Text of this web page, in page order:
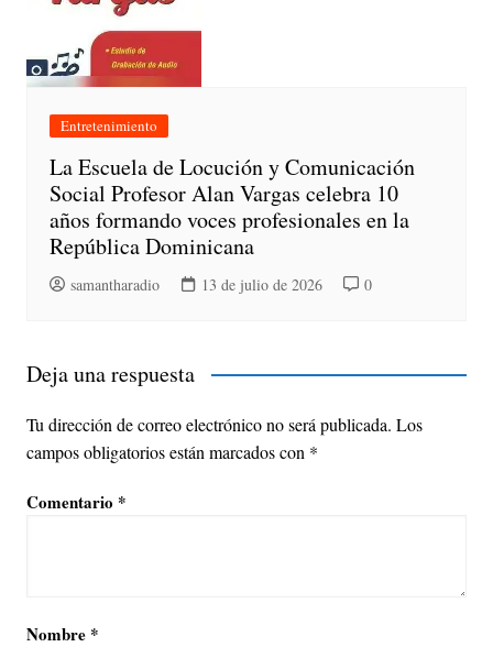
Entretenimiento
La Escuela de Locución y Comunicación
Social Profesor Alan Vargas celebra 10
años formando voces profesionales en la
República Dominicana
samantharadio 13 de julio de 2026 0
Deja una respuesta
Tu dirección de correo electrónico no será publicada. Los
campos obligatorios están marcados con *
Comentario *
Nombre *